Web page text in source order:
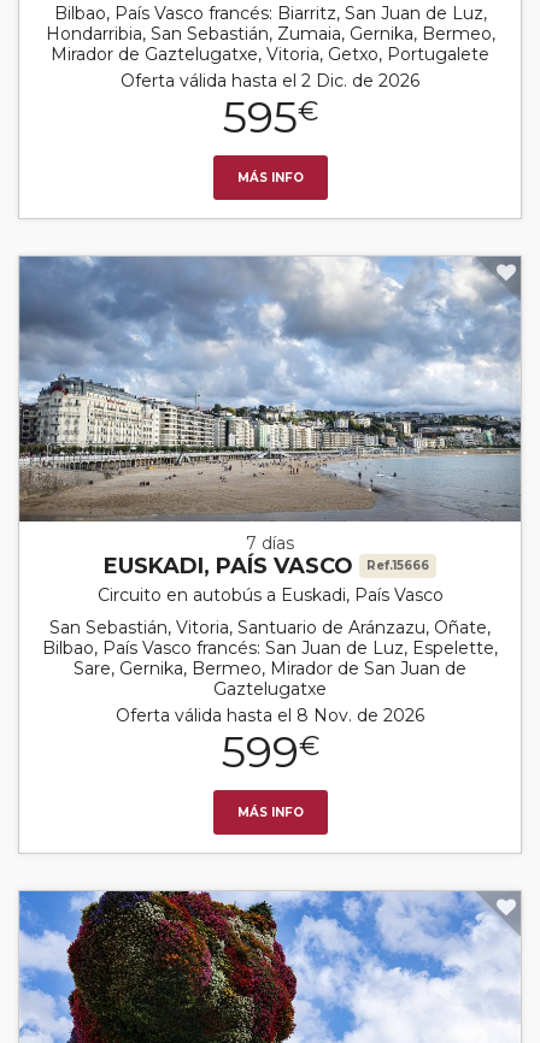
Bilbao, País Vasco francés: Biarritz, San Juan de Luz,
Hondarribia, San Sebastián, Zumaia, Gernika, Bermeo,
Mirador de Gaztelugatxe, Vitoria, Getxo, Portugalete
Oferta válida hasta el 2 Dic. de 2026
595€
MÁS INFO
7 días
EUSKADI, PAÍS VASCO Ref.15666
Circuito en autobús a Euskadi, País Vasco
San Sebastián, Vitoria, Santuario de Aránzazu, Oñate,
Bilbao, País Vasco francés: San Juan de Luz, Espelette,
Sare, Gernika, Bermeo, Mirador de San Juan de
Gaztelugatxe
Oferta válida hasta el 8 Nov. de 2026
599€
MÁS INFO